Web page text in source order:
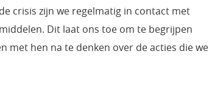
crisis zijn we regelmatig in contact met
Dit laat ons toe om te begrijpen
met hen na te denken over de acties die we